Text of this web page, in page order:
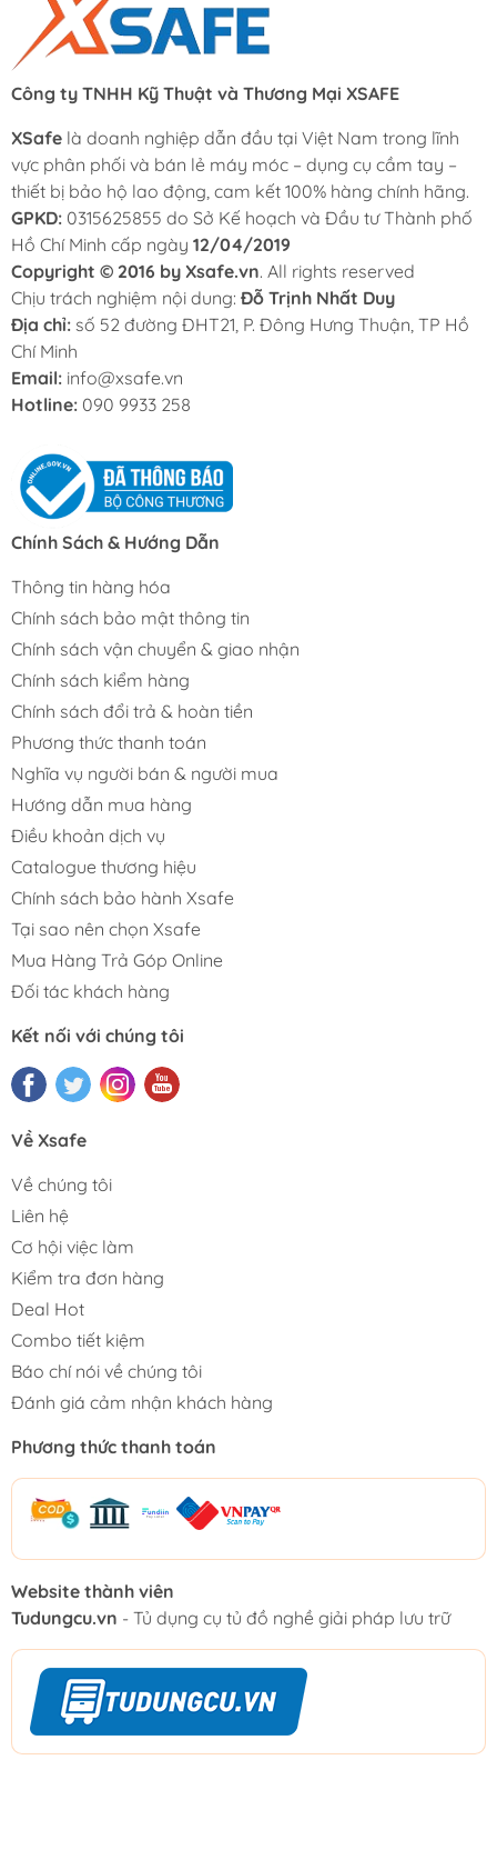
Công ty TNHH Kỹ Thuật và Thương Mại XSAFE
XSafe là doanh nghiệp dẫn đầu tại Việt Nam trong lĩnh
vực phân phối và bán lẻ máy móc – dụng cụ cầm tay –
thiết bị bảo hộ lao động, cam kết 100% hàng chính hãng.
GPKD: 0315625855 do Sở Kế hoạch và Đầu tư Thành phố
Hồ Chí Minh cấp ngày 12/04/2019
Copyright © 2016 by Xsafe.vn. All rights reserved
Chịu trách nghiệm nội dung: Đỗ Trịnh Nhất Duy
Địa chỉ: số 52 đường ĐHT21, P. Đông Hưng Thuận, TP Hồ
Chí Minh
Email: info@xsafe.vn
Hotline: 090 9933 258
Chính Sách & Hướng Dẫn
Thông tin hàng hóa
Chính sách bảo mật thông tin
Chính sách vận chuyển & giao nhận
Chính sách kiểm hàng
Chính sách đổi trả & hoàn tiền
Phương thức thanh toán
Nghĩa vụ người bán & người mua
Hướng dẫn mua hàng
Điều khoản dịch vụ
Catalogue thương hiệu
Chính sách bảo hành Xsafe
Tại sao nên chọn Xsafe
Mua Hàng Trả Góp Online
Đối tác khách hàng
Kết nối với chúng tôi
Về Xsafe
Về chúng tôi
Liên hệ
Cơ hội việc làm
Kiểm tra đơn hàng
Deal Hot
Combo tiết kiệm
Báo chí nói về chúng tôi
Đánh giá cảm nhận khách hàng
Phương thức thanh toán
Website thành viên
Tudungcu.vn - Tủ dụng cụ tủ đồ nghề giải pháp lưu trữ